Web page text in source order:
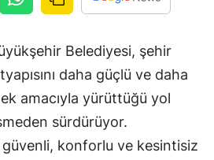
Belediyesi, şehir
daha güçlü ve daha
amacıyla yürüttüğü yol
sürdürüyor.
konforlu ve kesintisiz